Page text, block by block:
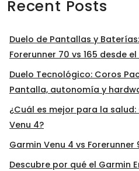
Recent Posts
Duelo de Pantallas y
Forerunner 70 vs 165 desde
Duelo Tecnológico: Coros
Pantalla, autonomía y
¿Cuál es mejor para la
Venu 4?
Garmin Venu 4 vs Forerunner
Descubre por qué el Garmin